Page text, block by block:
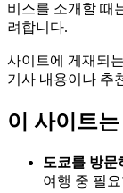
비스를 소개할 때
려합니다.
사이트에 게재되
기사 내용이나 추
이 사이트
도쿄를 방문
여행 중 필